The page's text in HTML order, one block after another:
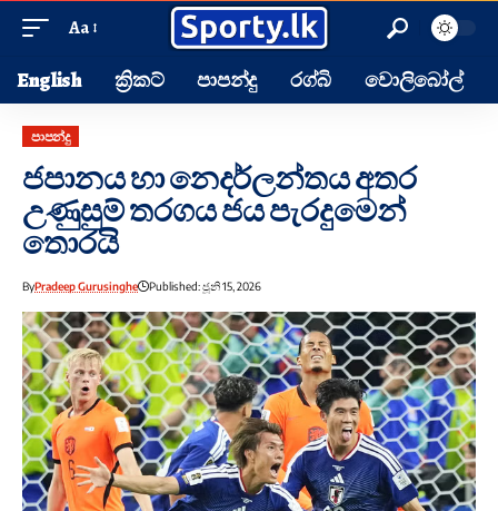
Aa
English ක්‍රිකට් පාපන්දු රග්බි වොලිබෝල්
පාපන්දු
ජපානය හා නෙදර්ලන්තය අතර
උණුසුම් තරගය ජය පැරදුමෙන්
තොරයි
ByPradeep Gurusinghe Published: ජූනි 15, 2026